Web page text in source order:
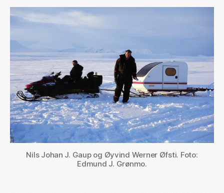
Finnmarksvidda
Nils Johan J. Gaup og Øyvind Werner Øfsti. Foto:
Edmund J. Grønmo.